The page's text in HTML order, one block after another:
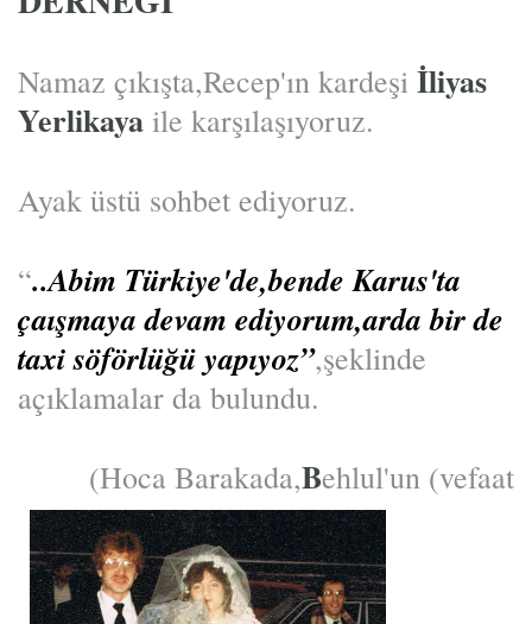
Namaz çıkışta,Recep'ın kardeşi İliyas
Yerlikaya ile karşılaşıyoruz.
Ayak üstü sohbet ediyoruz.
“..Abim Türkiye'de,bende Karus'ta
çaışmaya devam ediyorum,arda bir de
taxi söförlüğü yapıyoz”,şeklinde
açıklamalar da bulundu.
(Hoca Barakada,Behlul'un (vefaat